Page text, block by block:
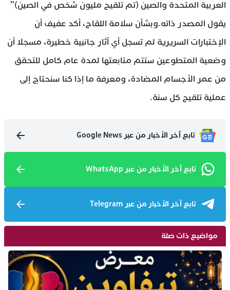
العربية المتحدة والصين (تم تلقيح مليون شخص في الصين)”
يقول المصدر ذاته.وبشأن سلامة اللقاح، أكد عفيف أن
الإختبارات السريرية لم تسجل أي آثار جانبية خطيرة، مسجلا أن
وضعية المتطوعين ستتم متابعتها لمدة عام كامل للتحقق
من عمر الأجسام المضادة، ومعرفة ما إذا كنا سنحتاج إلى
عملية تلقيح كل سنة.
تابع آخر الأخبار من عبر Google News
تابع آخر الأخبار من عبر WhatsApp
تابع آخر الأخبار من عبر Telegram
مواضيع ذات صلة